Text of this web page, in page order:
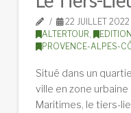
22 JUILLET 2022
ALTERTOUR,
PROVENCE-ALPES-
Situé dans un
ville en zone
Maritimes, le tiers-